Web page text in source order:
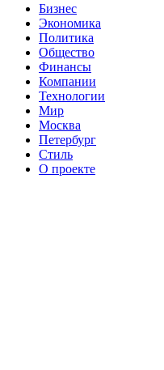
Бизнес
Экономика
Политика
Общество
Финансы
Компании
Технологии
Мир
Москва
Петербург
Стиль
О проекте